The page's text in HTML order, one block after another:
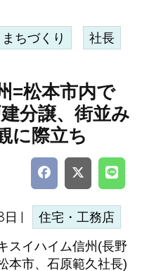
まちづくり 社長
=松本市内で
分譲、街並み
に際立ち
| 住宅・工務店
スイハイム信州(長野
本市、石原範久社長)